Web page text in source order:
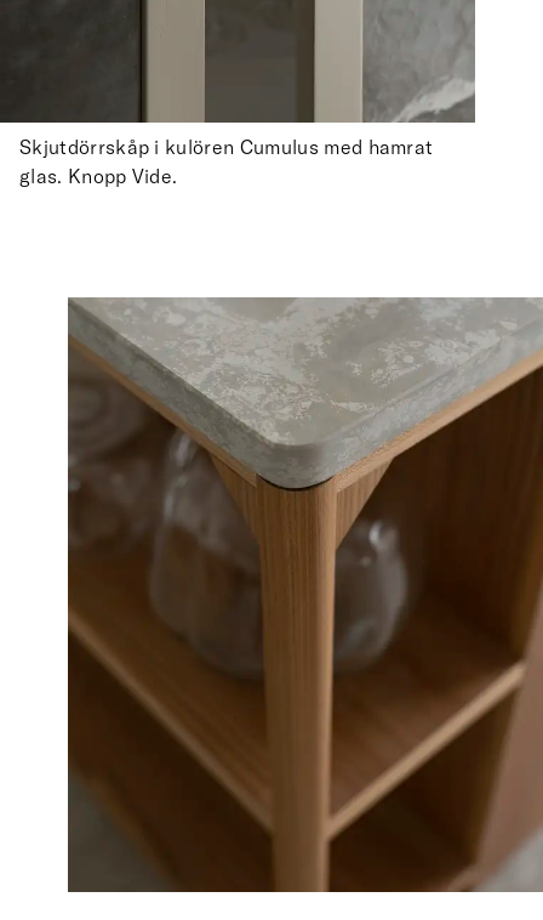
Skjutdörrskåp i kulören Cumulus med hamrat
glas. Knopp Vide.